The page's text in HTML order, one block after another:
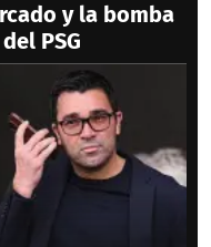
y la bomba
PSG